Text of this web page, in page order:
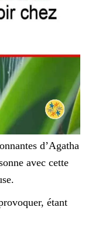
d’Agatha
avec cette
étant